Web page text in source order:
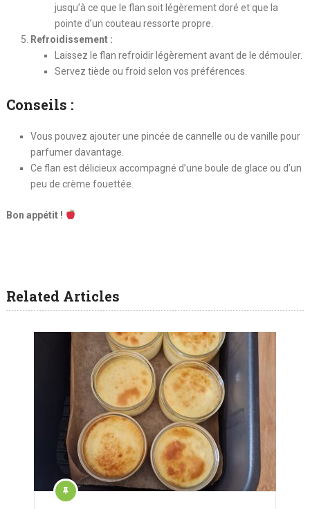
jusqu’à ce que le flan soit légèrement doré et que la
pointe d’un couteau ressorte propre.
Refroidissement :
Laissez le flan refroidir légèrement avant de le démouler.
Servez tiède ou froid selon vos préférences.
Conseils :
Vous pouvez ajouter une pincée de cannelle ou de vanille pour
parfumer davantage.
Ce flan est délicieux accompagné d’une boule de glace ou d’un
peu de crème fouettée.
Bon appétit !
Related Articles